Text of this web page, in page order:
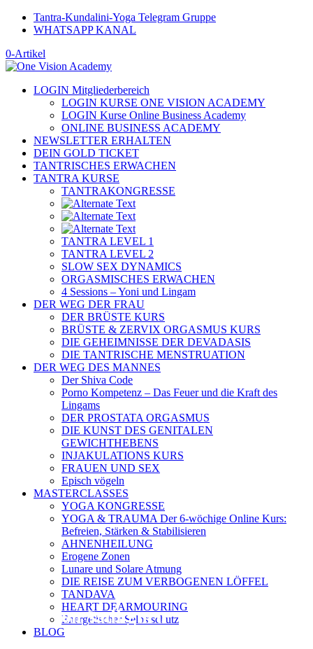
Tantra-Kundalini-Yoga Telegram Gruppe
WHATSAPP KANAL
0-Artikel
LOGIN Mitgliederbereich
LOGIN KURSE ONE VISION ACADEMY
LOGIN Kurse Online Business Academy
ONLINE BUSINESS ACADEMY
NEWSLETTER ERHALTEN
DEIN GOLD TICKET
TANTRISCHES ERWACHEN
TANTRA KURSE
TANTRAKONGRESSE
TANTRA LEVEL 1
TANTRA LEVEL 2
SLOW SEX DYNAMICS
ORGASMISCHES ERWACHEN
4 Sessions – Yoni und Lingam
DER WEG DER FRAU
DER BRÜSTE KURS
BRÜSTE & ZERVIX ORGASMUS KURS
DIE GEHEIMNISSE DER DEVADASIS
DIE TANTRISCHE MENSTRUATION
DER WEG DES MANNES
Der Shiva Code
Porno Kompetenz – Das Feuer und die Kraft des
Lingams
DER PROSTATA ORGASMUS
DIE KUNST DES GENITALEN
GEWICHTHEBENS
INJAKULATIONS KURS
FRAUEN UND SEX
Episch vögeln
MASTERCLASSES
YOGA KONGRESSE
YOGA & TRAUMA Der 6‑wöchige Online Kurs:
Befreien, Stärken & Stabilisieren
AHNENHEILUNG
Erogene Zonen
Lunare und Solare Atmung
DIE REISE ZUM VERBOGENEN LÖFFEL
TANDAVA
HEART DEARMOURING
Energetischer Selbstschutz
BLOG
Talk von Sadhguru